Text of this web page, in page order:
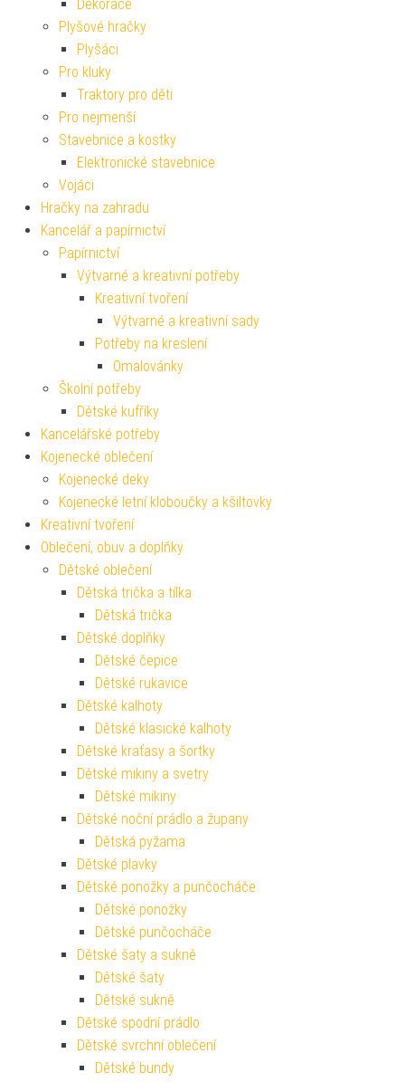
Dekorace
Plyšové hračky
Plyšáci
Pro kluky
Traktory pro děti
Pro nejmenší
Stavebnice a kostky
Elektronické stavebnice
Vojáci
Hračky na zahradu
Kancelář a papírnictví
Papírnictví
Výtvarné a kreativní potřeby
Kreativní tvoření
Výtvarné a kreativní sady
Potřeby na kreslení
Omalovánky
Školní potřeby
Dětské kufříky
Kancelářské potřeby
Kojenecké oblečení
Kojenecké deky
Kojenecké letní kloboučky a kšiltovky
Kreativní tvoření
Oblečení, obuv a doplňky
Dětské oblečení
Dětská trička a tílka
Dětská trička
Dětské doplňky
Dětské čepice
Dětské rukavice
Dětské kalhoty
Dětské klasické kalhoty
Dětské kraťasy a šortky
Dětské mikiny a svetry
Dětské mikiny
Dětské noční prádlo a župany
Dětská pyžama
Dětské plavky
Dětské ponožky a punčocháče
Dětské ponožky
Dětské punčocháče
Dětské šaty a sukně
Dětské šaty
Dětské sukně
Dětské spodní prádlo
Dětské svrchní oblečení
Dětské bundy